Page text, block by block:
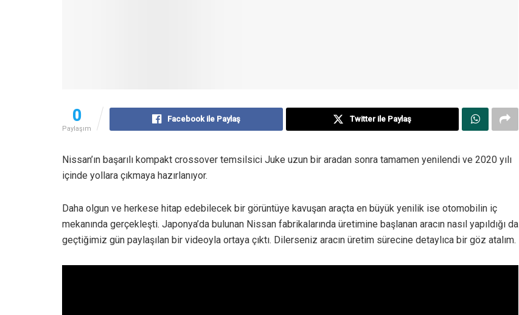
0
Paylaşım
Facebook ile Paylaş Twitter ile Paylaş
Nissan’ın başarılı kompakt crossover temsilsici Juke uzun bir aradan sonra tamamen yenilendi ve 2020 yılı
içinde yollara çıkmaya hazırlanıyor.
Daha olgun ve herkese hitap edebilecek bir görüntüye kavuşan araçta en büyük yenilik ise otomobilin iç
mekanında gerçekleşti. Japonya’da bulunan Nissan fabrikalarında üretimine başlanan aracın nasıl yapıldığı da
geçtiğimiz gün paylaşılan bir videoyla ortaya çıktı. Dilerseniz aracın üretim sürecine detaylıca bir göz atalım.